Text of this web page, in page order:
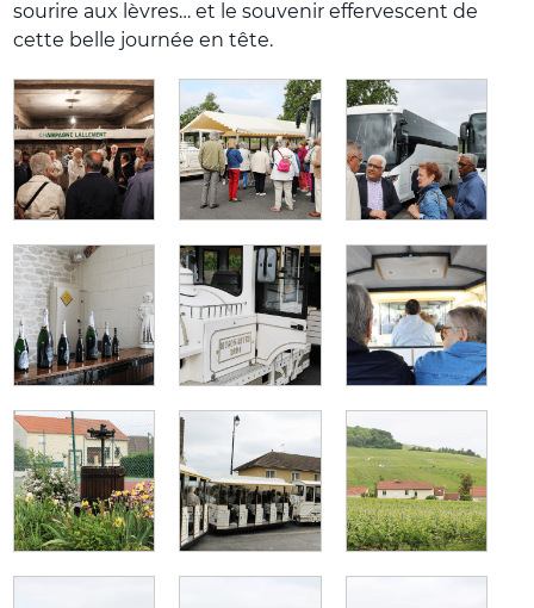
sourire aux lèvres… et le souvenir effervescent de
cette belle journée en tête.